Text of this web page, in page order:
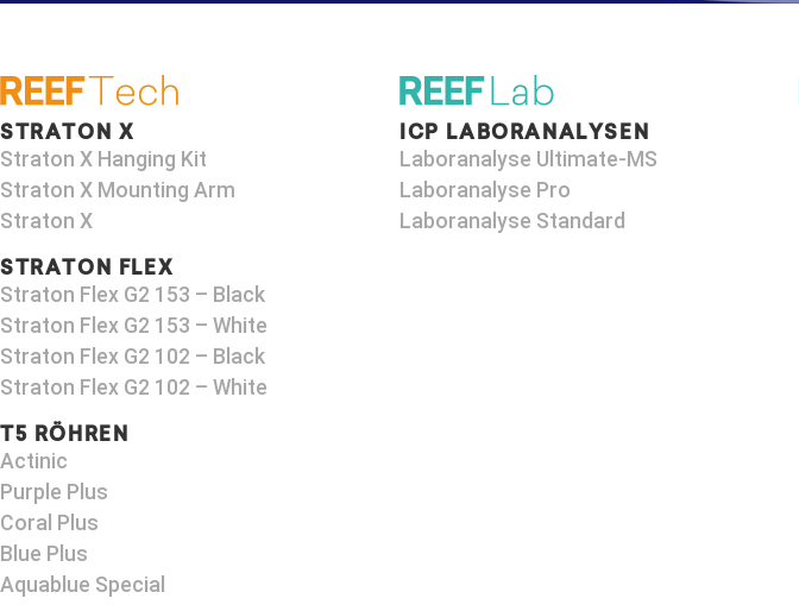
STRATON X
Straton X Hanging Kit
Straton X Mounting Arm​
Straton X
STRATON FLEX
Straton Flex G2 153 – Black​
Straton Flex G2 153 – White
Straton Flex G2 102 – Black
Straton Flex G2 102 – White
T5 RÖHREN
Actinic
Purple Plus
Coral Plus
Blue Plus
Aquablue Special
ICP LABORANALYSEN
Laboranalyse Ultimate-MS
Laboranalyse Pro
Laboranalyse Standard